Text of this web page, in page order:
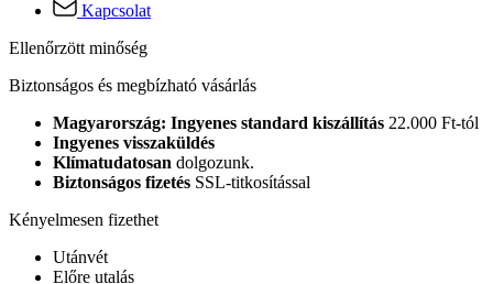
Kapcsolat
Ellenőrzött minőség
Biztonságos és megbízható vásárlás
Magyarország: Ingyenes standard kiszállítás 22.000 Ft-tól
Ingyenes visszaküldés
Klímatudatosan dolgozunk.
Biztonságos fizetés SSL-titkosítással
Kényelmesen fizethet
Utánvét
Előre utalás